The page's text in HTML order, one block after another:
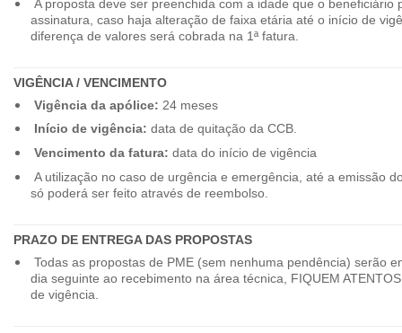
A proposta deve ser preenchida com a idade que o beneficiário
assinatura, caso haja alteração de faixa etária até o início de
diferença de valores será cobrada na 1ª fatura.
VIGÊNCIA / VENCIMENTO
Vigência da apólice: 24 meses
Início de vigência: data de quitação da CCB.
Vencimento da fatura: data do início de vigência
A utilização no caso de urgência e emergência, até a emissão
só poderá ser feito através de reembolso.
PRAZO DE ENTREGA DAS PROPOSTAS
Todas as propostas de PME (sem nenhuma pendência) serão
dia seguinte ao recebimento na área técnica, FIQUEM
de vigência.